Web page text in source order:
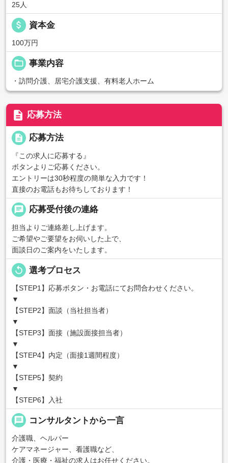
25人
attach_money 資本金
100万円
folder_open 事業内容
・訪問介護、居宅介護支援、有料老人ホーム
description 応募方法
description 応募方法
『この求人に応募する』
ボタンよりご応募ください。
エントリーは30秒程度の簡単な入力です！
直接のお電話もお待ちしております！
chat 応募受付後の連絡
担当よりご連絡差し上げます。
ご希望やご要望をお伺いした上で、
面談日のご案内をいたします。
replay 選考プロセス
【STEP1】応募ボタン・お電話にてお問合わせください。
▼
【STEP2】面談（当社担当者）
▼
【STEP3】面接（施設面接担当者）
▼
【STEP4】内定（面接1週間程度）
▼
【STEP5】契約
▼
【STEP6】入社
message コンサルタントから一言
介護職、ヘルパー
ケアマネージャー、看護職など、
介護・医療・福祉の求人はお任せください。